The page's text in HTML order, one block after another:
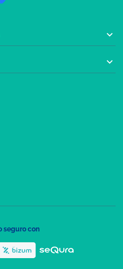


seguro con